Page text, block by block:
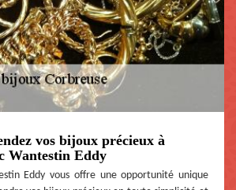
vos bijoux précieux à
Wantestin Eddy
Eddy vous offre une opportunité unique